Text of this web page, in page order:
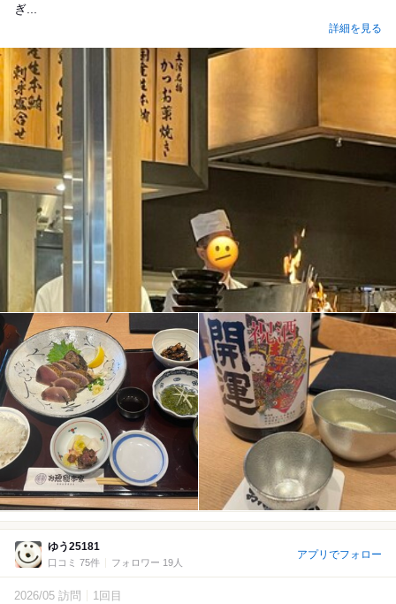
ぎ...
詳細を見る
ゆう25181
口コミ 75件 フォロワー 19人
アプリでフォロー
2026/05 訪問 1回目